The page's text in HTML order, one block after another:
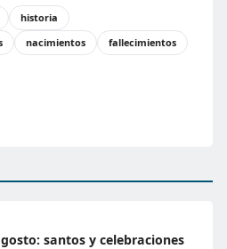
historia
nacimientos fallecimientos
santos y celebraciones